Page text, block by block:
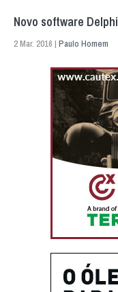
Novo software Delphi
2 Mar. 2016 | Paulo Homem